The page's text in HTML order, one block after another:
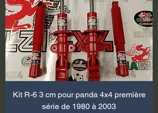
Kit R-6 3 cm pour panda 4x4 première
série de 1980 à 2003